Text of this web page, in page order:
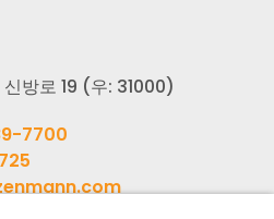
방로 19 (우: 31000)
7700